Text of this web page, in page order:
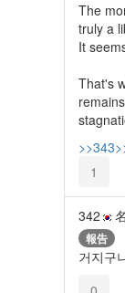
The
truly a
It
That's
>>343
1
342
報告
거지구